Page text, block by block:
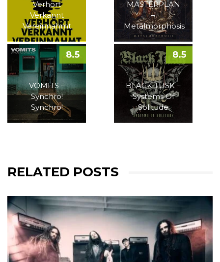
Verhört
Verkannt
Vereinnahmt
MASTERPLAN
–
Metalmorphosis
VOMITS –
Synchro!
Synchro!
8.5
BLACK TUSK –
Systems Of
Solitude
8.5
RELATED POSTS